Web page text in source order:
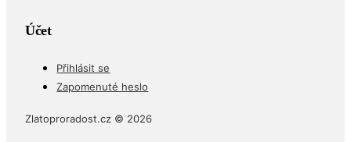
Účet
Přihlásit se
Zapomenuté heslo
Zlatoproradost.cz © 2026